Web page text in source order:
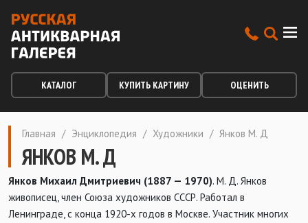
КАТАЛОГ КУПИТЬ КАРТИНУ ОЦЕНИТЬ
Главная / Энциклопедия / Художники / Янков М. Д
ЯНКОВ М. Д
Янков Михаил Дмитриевич (1887 — 1970). М. Д. Янков
живописец, член Союза художников СССР. Работал в
Ленинграде, с конца 1920-х годов в Москве. Участник многих